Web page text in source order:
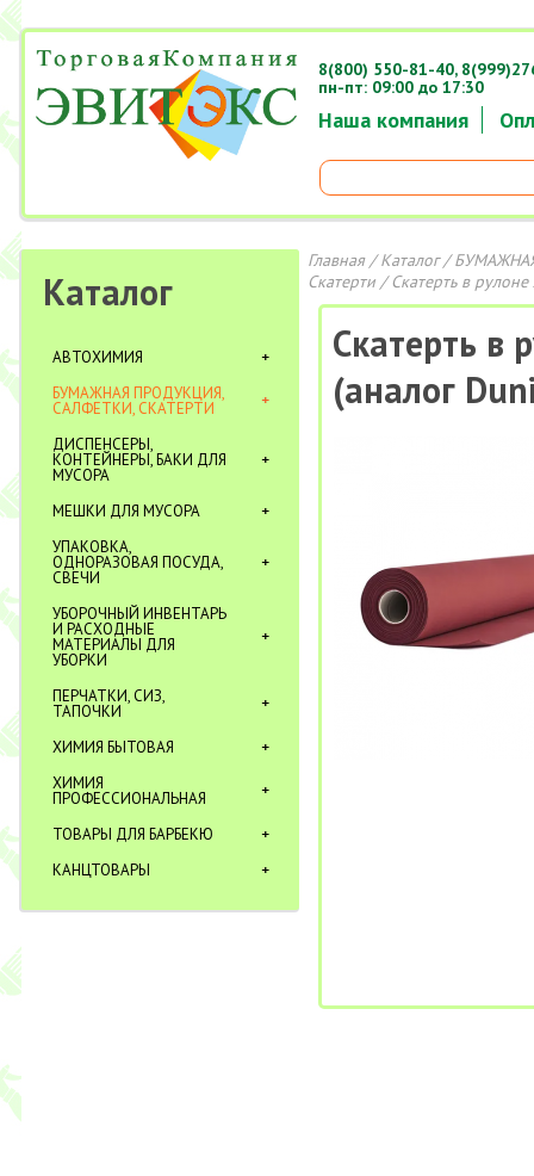
Наша компания
8(800) 550-81-40,
пн-пт: 09:00 до 17:30
Каталог
АВТОХИМИЯ
БУМАЖНАЯ ПРОДУКЦИЯ,
САЛФЕТКИ, СКАТЕРТИ
ДИСПЕНСЕРЫ,
КОНТЕЙНЕРЫ, БАКИ ДЛЯ
МУСОРА
МЕШКИ ДЛЯ МУСОРА
УПАКОВКА,
ОДНОРАЗОВАЯ ПОСУДА,
СВЕЧИ
УБОРОЧНЫЙ ИНВЕНТАРЬ
И РАСХОДНЫЕ
МАТЕРИАЛЫ ДЛЯ
УБОРКИ
ПЕРЧАТКИ, СИЗ,
ТАПОЧКИ
ХИМИЯ БЫТОВАЯ
ХИМИЯ
ПРОФЕССИОНАЛЬНАЯ
ТОВАРЫ ДЛЯ БАРБЕКЮ
КАНЦТОВАРЫ
Главная/Каталог/
Скатерти / Скатерть в
Скатерть в
(аналог